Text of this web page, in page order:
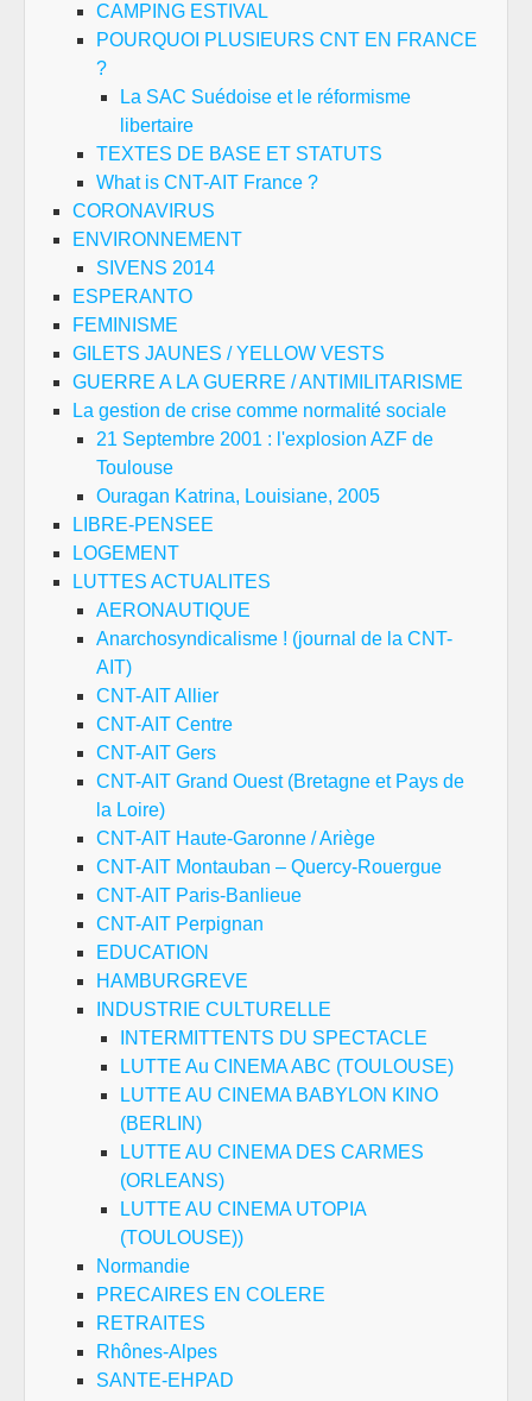
CAMPING ESTIVAL
POURQUOI PLUSIEURS CNT EN FRANCE
?
La SAC Suédoise et le réformisme
libertaire
TEXTES DE BASE ET STATUTS
What is CNT-AIT France ?
CORONAVIRUS
ENVIRONNEMENT
SIVENS 2014
ESPERANTO
FEMINISME
GILETS JAUNES / YELLOW VESTS
GUERRE A LA GUERRE / ANTIMILITARISME
La gestion de crise comme normalité sociale
21 Septembre 2001 : l'explosion AZF de
Toulouse
Ouragan Katrina, Louisiane, 2005
LIBRE-PENSEE
LOGEMENT
LUTTES ACTUALITES
AERONAUTIQUE
Anarchosyndicalisme ! (journal de la CNT-
AIT)
CNT-AIT Allier
CNT-AIT Centre
CNT-AIT Gers
CNT-AIT Grand Ouest (Bretagne et Pays de
la Loire)
CNT-AIT Haute-Garonne / Ariège
CNT-AIT Montauban – Quercy-Rouergue
CNT-AIT Paris-Banlieue
CNT-AIT Perpignan
EDUCATION
HAMBURGREVE
INDUSTRIE CULTURELLE
INTERMITTENTS DU SPECTACLE
LUTTE Au CINEMA ABC (TOULOUSE)
LUTTE AU CINEMA BABYLON KINO
(BERLIN)
LUTTE AU CINEMA DES CARMES
(ORLEANS)
LUTTE AU CINEMA UTOPIA
(TOULOUSE))
Normandie
PRECAIRES EN COLERE
RETRAITES
Rhônes-Alpes
SANTE-EHPAD